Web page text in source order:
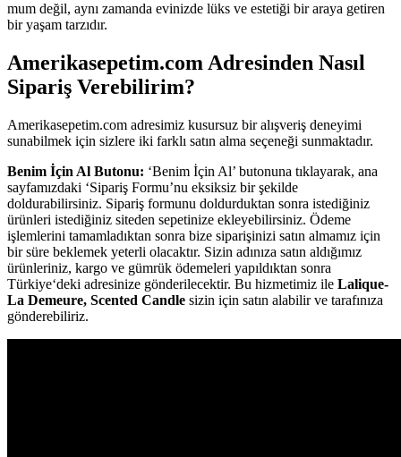
mum değil, aynı zamanda evinizde lüks ve estetiği bir araya getiren
bir yaşam tarzıdır.
Amerikasepetim.com Adresinden Nasıl
Sipariş Verebilirim?
Amerikasepetim.com adresimiz kusursuz bir alışveriş deneyimi
sunabilmek için sizlere iki farklı satın alma seçeneği sunmaktadır.
Benim İçin Al Butonu: ‘Benim İçin Al’ butonuna tıklayarak, ana
sayfamızdaki ‘Sipariş Formu’nu eksiksiz bir şekilde
doldurabilirsiniz. Sipariş formunu doldurduktan sonra istediğiniz
ürünleri istediğiniz siteden sepetinize ekleyebilirsiniz. Ödeme
işlemlerini tamamladıktan sonra bize siparişinizi satın almamız için
bir süre beklemek yeterli olacaktır. Sizin adınıza satın aldığımız
ürünleriniz, kargo ve gümrük ödemeleri yapıldıktan sonra
Türkiye‘deki adresinize gönderilecektir. Bu hizmetimiz ile Lalique-
La Demeure, Scented Candle sizin için satın alabilir ve tarafınıza
gönderebiliriz.